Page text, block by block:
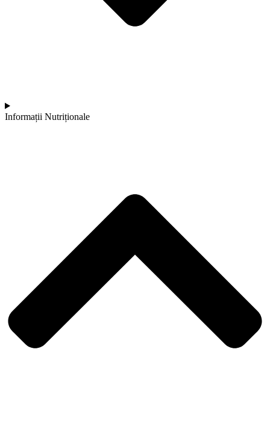
Informații Nutriționale